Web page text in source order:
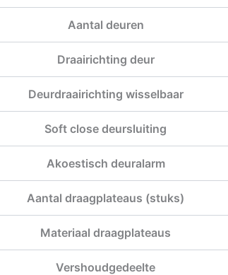
Aantal deuren
Draairichting deur
Deurdraairichting wisselbaar
Soft close deursluiting
Akoestisch deuralarm
Aantal draagplateaus (stuks)
Materiaal draagplateaus
Vershoudgedeelte